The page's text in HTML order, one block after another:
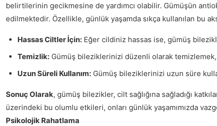
belirtilerinin gecikmesine de yardımcı olabilir. Gümüşün
edilmektedir. Özellikle, günlük yaşamda sıkça kullanılan bu
Hassas Ciltler İçin: Eğer cildiniz hassas ise, gümüş
Temizlik: Gümüş bileziklerinizi düzenli olarak temizlemek,
Uzun Süreli Kullanım: Gümüş bileziklerinizi uzun süre
Sonuç Olarak, gümüş bilezikler, cilt sağlığına sağladığı
üzerindeki bu olumlu etkileri, onları günlük yaşamımızda
Psikolojik Rahatlama